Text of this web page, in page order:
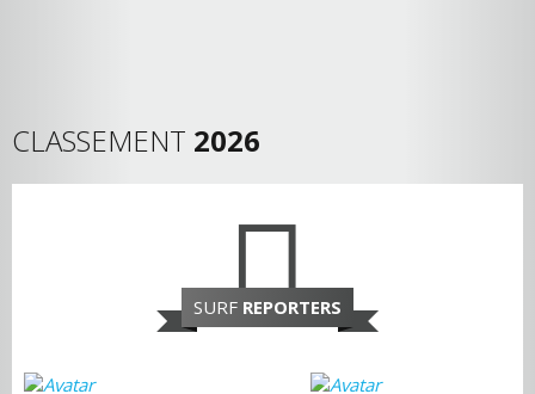
CLASSEMENT 2026
SURF REPORTERS